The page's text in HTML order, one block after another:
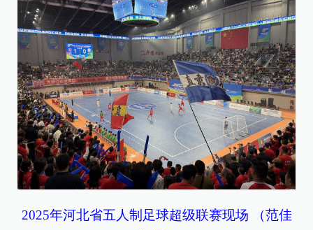
2025年河北省五人制足球超级联赛现场 （范佳